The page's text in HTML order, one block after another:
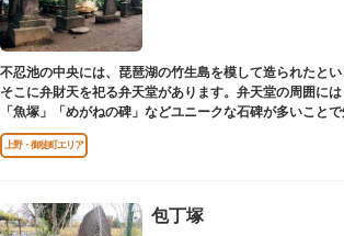
不忍池の中央には、琵琶湖の竹生島を模して造られたとい
そこに弁財天を祀る弁天堂があります。弁天堂の周囲には
「魚塚」「めがねの碑」などユニークな石碑が多いことで
上野・御徒町エリア
包丁塚